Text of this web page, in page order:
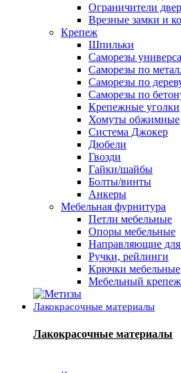
Ограничители
Врезные замки и
Крепеж
Шпильки
Саморезы
Саморезы по
Саморезы по
Саморезы по
Крепежные уголки
Хомуты обжимные
Система Джокер
Дюбели
Гвозди
Гайки/шайбы
Болты/винты
Анкеры
Мебельная фурнитура
Петли мебельные
Опоры мебельные
Направляющие
Ручки, рейлинги
Крючки мебельные
Мебельный крепеж
Лакокрасочные материалы
Лакокрасочные материалы